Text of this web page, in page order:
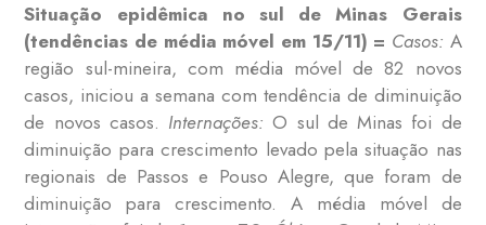
Situação epidêmica no sul de Minas Gerais
(tendências de média móvel em 15/11) = Casos: A
região sul-mineira, com média móvel de 82 novos
casos, iniciou a semana com tendência de diminuição
de novos casos. Internações: O sul de Minas foi de
diminuição para crescimento levado pela situação nas
regionais de Passos e Pouso Alegre, que foram de
diminuição para crescimento. A média móvel de